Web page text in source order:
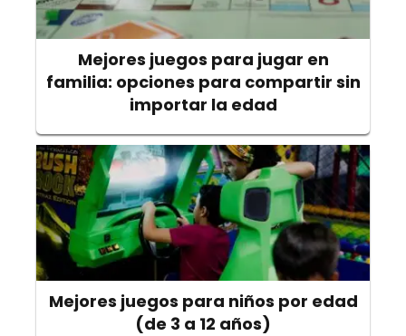
Mejores juegos para jugar en
familia: opciones para compartir sin
importar la edad
Mejores juegos para niños por edad
(de 3 a 12 años)